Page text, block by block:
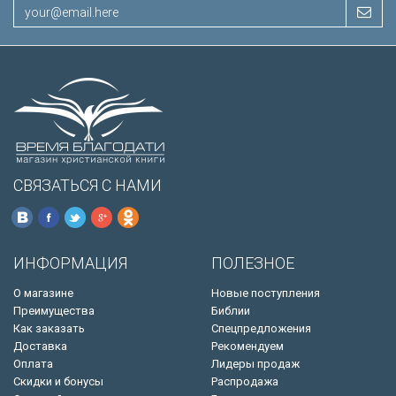
СВЯЗАТЬСЯ С НАМИ
ИНФОРМАЦИЯ
О магазине
Преимущества
Как заказать
Доставка
Оплата
Скидки и бонусы
ПОЛЕЗНОЕ
Новые поступления
Библии
Спецпредложения
Рекомендуем
Лидеры продаж
Распродажа